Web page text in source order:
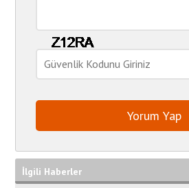
İlgili Haberler